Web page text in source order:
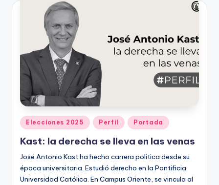
Publicado
en
Elecciones 2025 Perfil Portada
Kast: la derecha se lleva en las venas
José Antonio Kast ha hecho carrera política desde su
época universitaria. Estudió derecho en la Pontificia
Universidad Católica. En Campus Oriente, se vincula al